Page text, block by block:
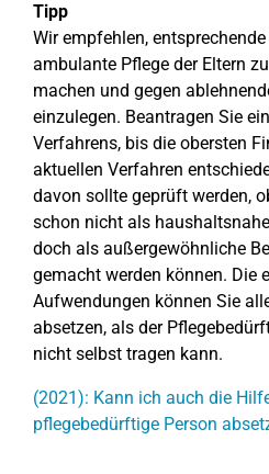
Tipp
Wir empfehlen,
ambulante Pflege der Eltern
machen und gegen
einzulegen. Beantragen Sie
Verfahrens, bis die obersten
aktuellen Verfahren
davon sollte geprüft werden,
schon nicht als
doch als außergewöhnliche
gemacht werden können. Die
Aufwendungen können Sie
absetzen, als der
nicht selbst tragen kann.
(2021): Kann ich auch die
pflegebedürftige Person